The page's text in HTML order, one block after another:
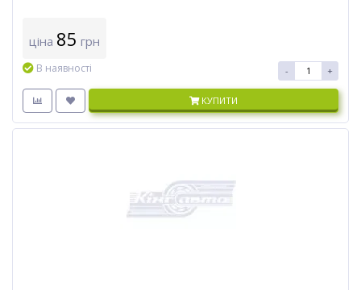
ціна 85 грн
В наявності - +
КУПИТИ